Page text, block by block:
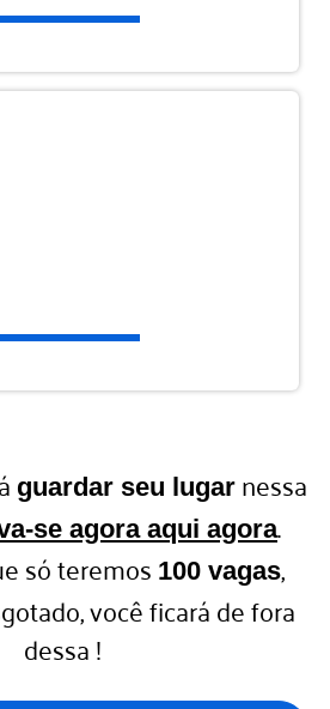
guardar seu lugar nessa
se agora aqui agora.
só teremos 100 vagas,
você ficará de fora
dessa !